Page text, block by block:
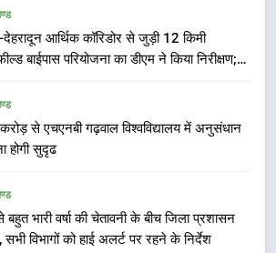
देहरादून आर्थिक कॉरिडोर से जुड़ी 12 किमी
बाईपास परियोजना का डीएम ने किया निरीक्षण;
मानकों से कोई समझौता नहींः डीएम
से एचएनबी गढ़वाल विश्वविद्यालय में अनुसंधान
होगी सुदृढ
बहुत भारी वर्षा की चेतावनी के बीच जिला प्रशासन
सभी विभागों को हाई अलर्ट पर रहने के निर्देश
में पीएम आवास योजना (शहरी) की प्रगति
की हुई समीक्षा
उत्तराखण्ड
बैरागीवाला हत्याकांड के फरार चल रहे
अभियुक्त को दून पुलिस ने हरिद्वार से किया